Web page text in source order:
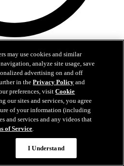
Carolina - Vegas 4:2
vede v sérii 3:2 na zápasy
may use cookies and similar
analyze site usage, save
advertising on and off
in thePrivacy Policy and
preferences, visitCookie
our sites and services, you agree
of your information (including
and services and any videos that
of Service.
I Understand